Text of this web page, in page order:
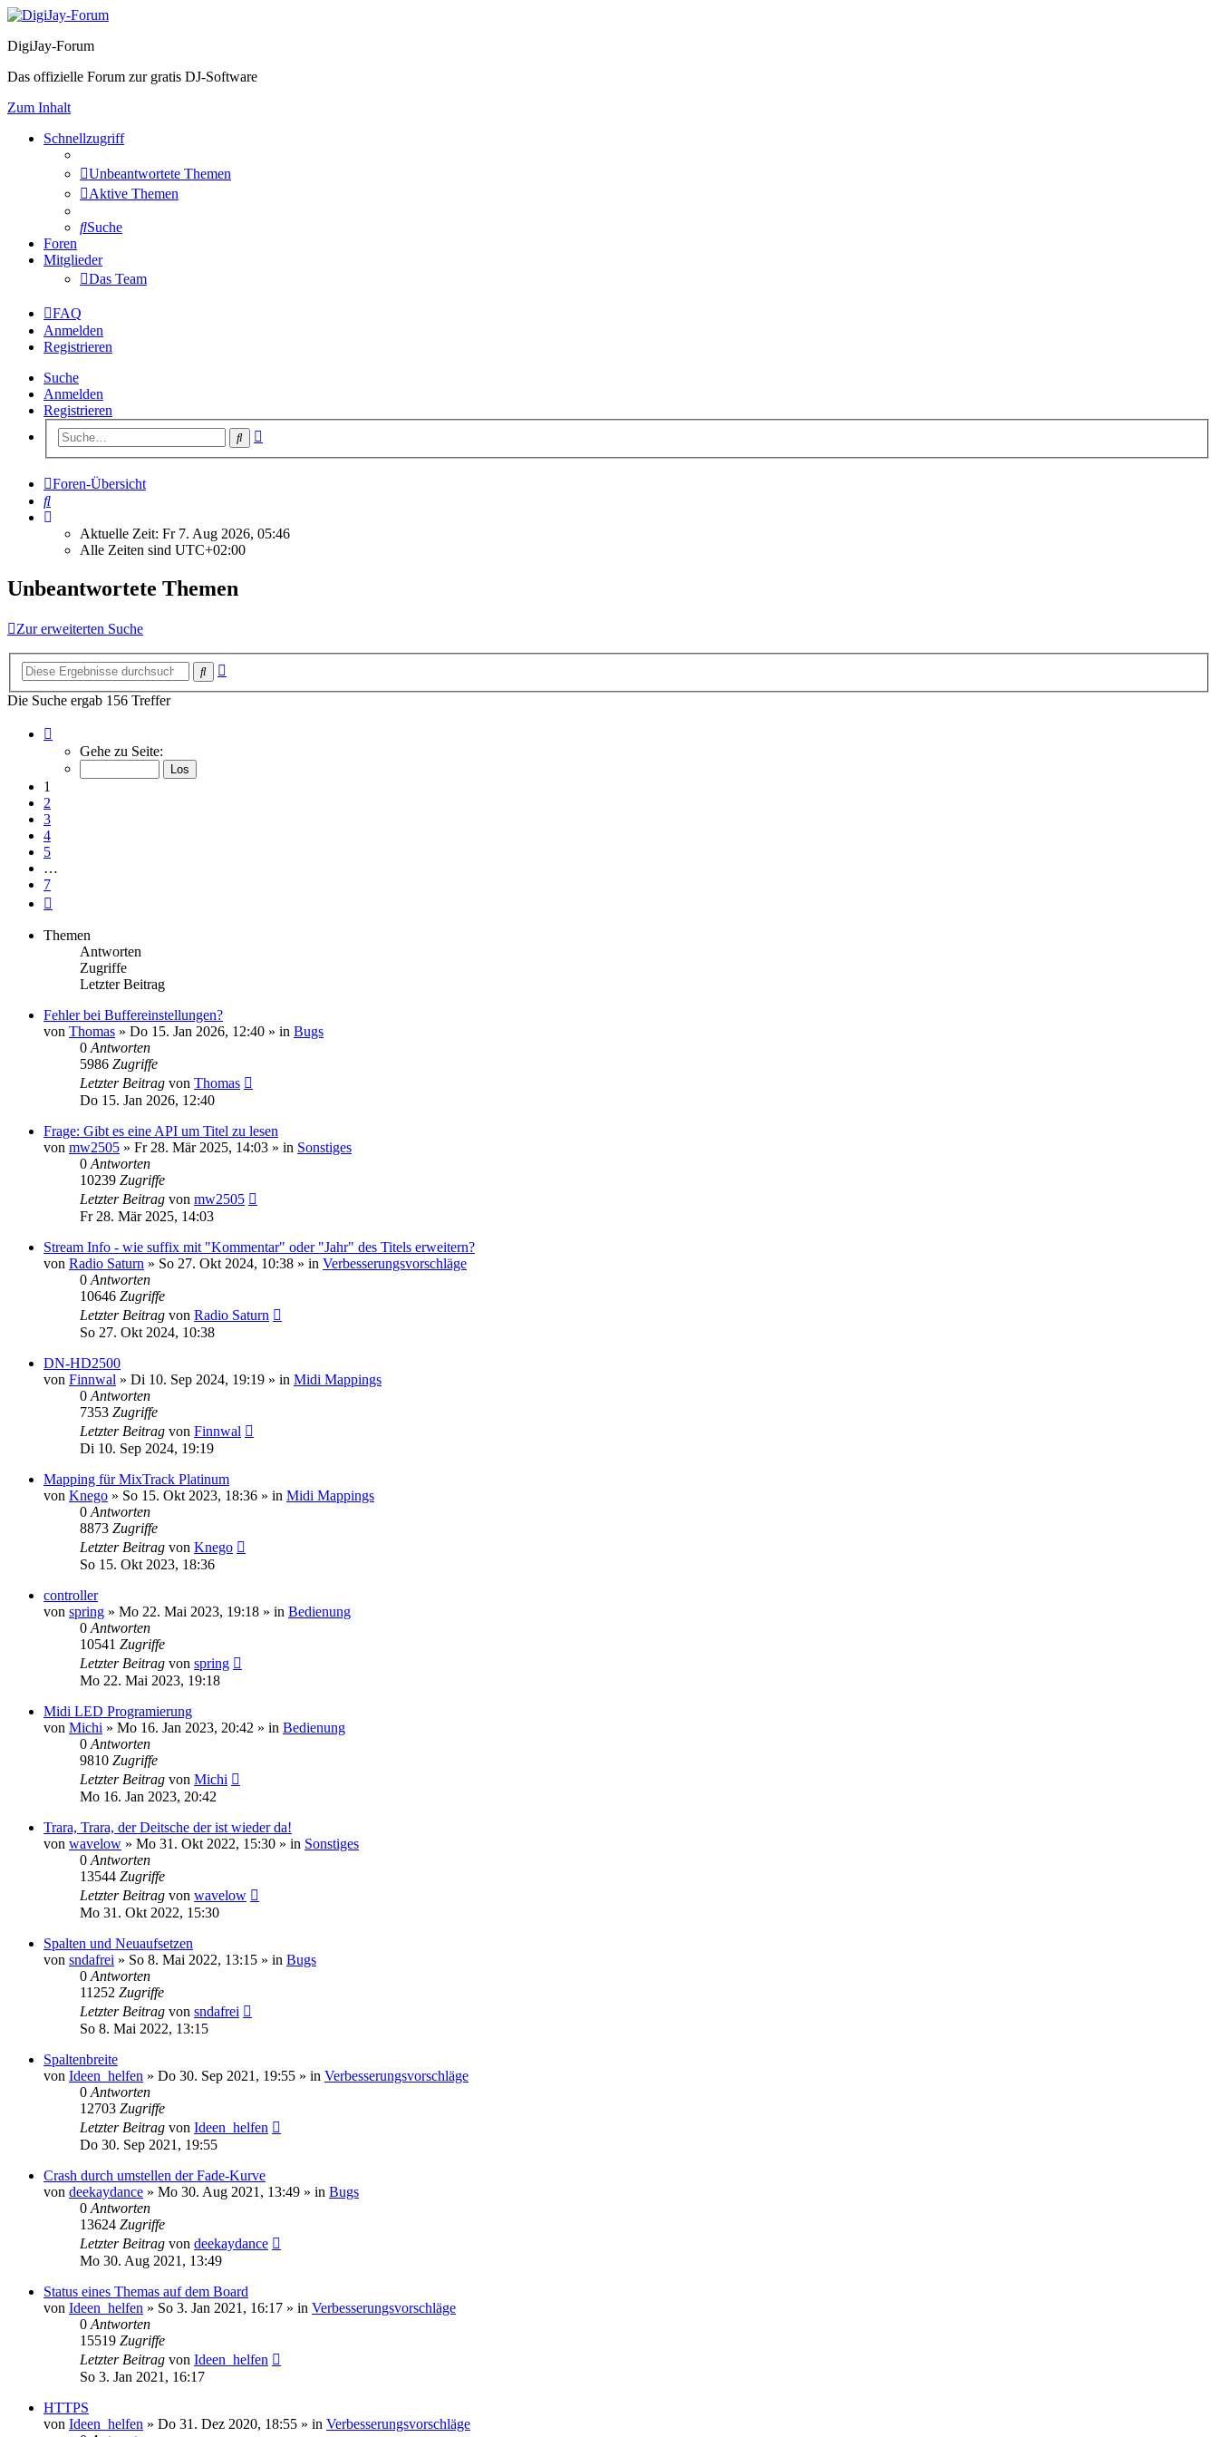
DigiJay-Forum
Das offizielle Forum zur gratis DJ-Software
Zum Inhalt
Schnellzugriff
Unbeantwortete Themen
Aktive Themen
Suche
Foren
Mitglieder
Das Team
FAQ
Anmelden
Registrieren
Suche
Anmelden
Registrieren
Suche
Foren-Übersicht
Suche
Aktuelle Zeit: Fr 7. Aug 2026, 05:46
Alle Zeiten sind UTC+02:00
Unbeantwortete Themen
Zur erweiterten Suche
Suche
Die Suche ergab 156 Treffer
von
Gehe zu Seite:
1
2
3
4
5
…
7
Themen
Antworten
Zugriffe
Letzter Beitrag
Fehler bei Buffereinstellungen?
von Thomas » Do 15. Jan 2026, 12:40 » in Bugs
0 Antworten
5986 Zugriffe
Letzter Beitrag von Thomas
Do 15. Jan 2026, 12:40
Frage: Gibt es eine API um Titel zu lesen
von mw2505 » Fr 28. Mär 2025, 14:03 » in Sonstiges
0 Antworten
10239 Zugriffe
Letzter Beitrag von mw2505
Fr 28. Mär 2025, 14:03
Stream Info - wie suffix mit "Kommentar" oder "Jahr" des Titels erweitern?
von Radio Saturn » So 27. Okt 2024, 10:38 » in Verbesserungsvorschläge
0 Antworten
10646 Zugriffe
Letzter Beitrag von Radio Saturn
So 27. Okt 2024, 10:38
DN-HD2500
von Finnwal » Di 10. Sep 2024, 19:19 » in Midi Mappings
0 Antworten
7353 Zugriffe
Letzter Beitrag von Finnwal
Di 10. Sep 2024, 19:19
Mapping für MixTrack Platinum
von Knego » So 15. Okt 2023, 18:36 » in Midi Mappings
0 Antworten
8873 Zugriffe
Letzter Beitrag von Knego
So 15. Okt 2023, 18:36
controller
von spring » Mo 22. Mai 2023, 19:18 » in Bedienung
0 Antworten
10541 Zugriffe
Letzter Beitrag von spring
Mo 22. Mai 2023, 19:18
Midi LED Programierung
von Michi » Mo 16. Jan 2023, 20:42 » in Bedienung
0 Antworten
9810 Zugriffe
Letzter Beitrag von Michi
Mo 16. Jan 2023, 20:42
Trara, Trara, der Deitsche der ist wieder da!
von wavelow » Mo 31. Okt 2022, 15:30 » in Sonstiges
0 Antworten
13544 Zugriffe
Letzter Beitrag von wavelow
Mo 31. Okt 2022, 15:30
Spalten und Neuaufsetzen
von sndafrei » So 8. Mai 2022, 13:15 » in Bugs
0 Antworten
11252 Zugriffe
Letzter Beitrag von sndafrei
So 8. Mai 2022, 13:15
Spaltenbreite
von Ideen_helfen » Do 30. Sep 2021, 19:55 » in Verbesserungsvorschläge
0 Antworten
12703 Zugriffe
Letzter Beitrag von Ideen_helfen
Do 30. Sep 2021, 19:55
Crash durch umstellen der Fade-Kurve
von deekaydance » Mo 30. Aug 2021, 13:49 » in Bugs
0 Antworten
13624 Zugriffe
Letzter Beitrag von deekaydance
Mo 30. Aug 2021, 13:49
Status eines Themas auf dem Board
von Ideen_helfen » So 3. Jan 2021, 16:17 » in Verbesserungsvorschläge
0 Antworten
15519 Zugriffe
Letzter Beitrag von Ideen_helfen
So 3. Jan 2021, 16:17
HTTPS
von Ideen_helfen » Do 31. Dez 2020, 18:55 » in Verbesserungsvorschläge